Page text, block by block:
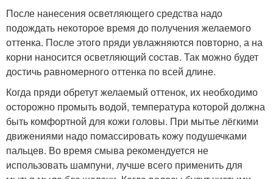
После нанесения осветляющего средства надо
подождать некоторое время до получения желаемого
оттенка. После этого пряди увлажняются повторно, а на
корни наносится осветляющий состав. Так можно будет
достичь равномерного оттенка по всей длине.
Когда пряди обретут желаемый оттенок, их необходимо
осторожно промыть водой, температура которой должна
быть комфортной для кожи головы. При мытье лёгкими
движениями надо помассировать кожу подушечками
пальцев. Во время смыва рекомендуется не
использовать шампуни, лучше всего применить для